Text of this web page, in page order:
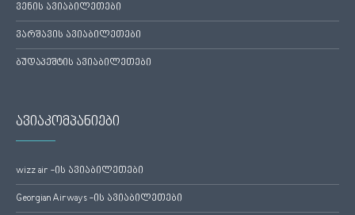
ვენის ავიაბილეთები
ვარშავის ავიაბილეთები
ბუდაპეშტის ავიაბილეთები
ავიაკომპანიები
wizz air -ის ავიაბილეთები
Georgian Airways -ის ავიაბილეთები